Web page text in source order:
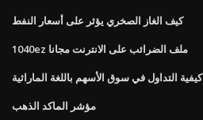
كيف الغاز الصخري يؤثر على أسعار النفط
1040ez ملف الضرائب على الانترنت مجانا
كيفية التداول في سوق الأسهم باللغة الماراثية
مؤشر الماكد الذهب